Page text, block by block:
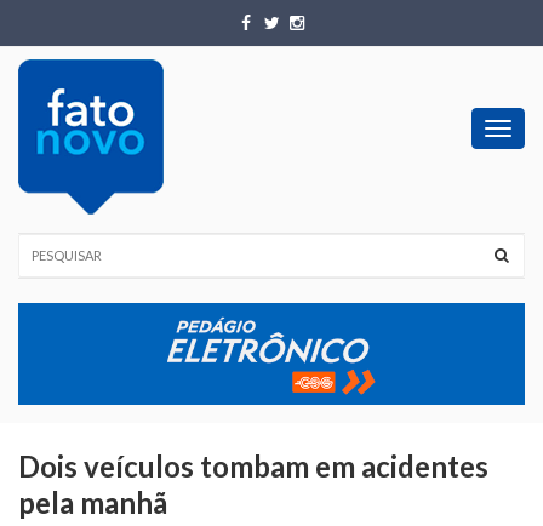
Dois veículos tombam em acidentes
pela manhã